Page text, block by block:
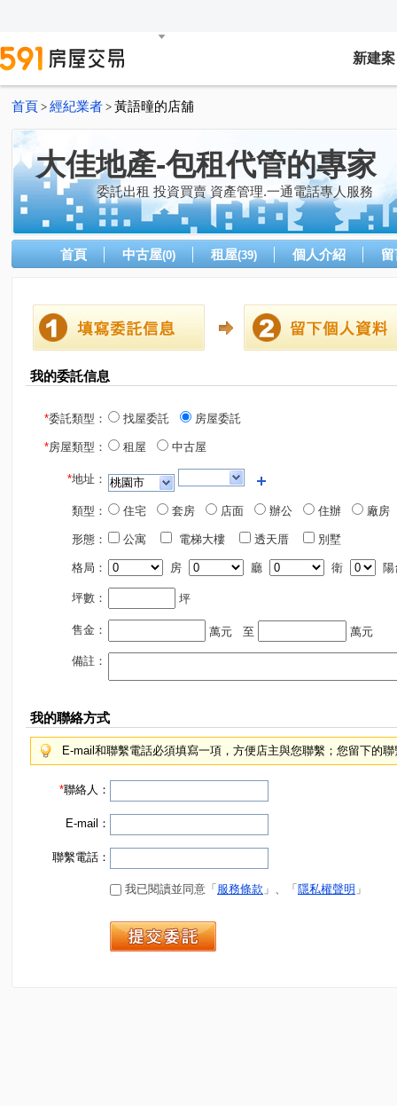
新建案
首頁 > 經紀業者 > 黃語曈的店舖
大佳地產-包租代管的專家
委託出租 投資買賣 資產管理.一通電話專人服務
首頁 中古屋(0) 租屋(39) 個人介紹
我的委託信息
*委託類型： 找屋委託 房屋委託
*房屋類型： 租屋 中古屋
*地址：
類型： 住宅 套房 店面 辦公 住辦 廠房
形態： 公寓 電梯大樓 透天厝 別墅
格局： 房 廳 衛 陽
坪數： 坪
售金： 萬元 至 萬元
備註：
我的聯絡方式
E-mail和聯繫電話必須填寫一項，方便店主與您聯繫；您留下的
*聯絡人：
E-mail：
聯繫電話：
我已閱讀並同意「 服務條款 」、「 隱私權聲明 」